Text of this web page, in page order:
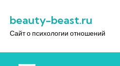
содержимому
beauty-beast.ru
Сайт о психологии отношений